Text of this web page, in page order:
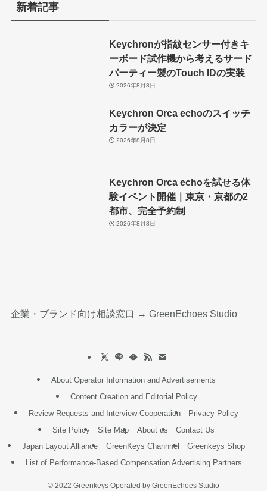
新着記事
Keychronが指紋センサー付きキ
ーボード試作機から考えるサード
パーティー製のTouch IDの実装
2026年8月8日
Keychron Orca echoのスイッチ
カラーが決定
2026年8月8日
Keychron Orca echoを試せる体
験イベント開催｜東京・京都の2
都市、完全予約制
2026年8月8日
企業・ブランド向け相談窓口 → GreenEchoes Studio
About Operator Information and Advertisements
Content Creation and Editorial Policy
Review Requests and Interview Cooperation
Privacy Policy
Site Policy
Site Map About us
Contact Us
Japan Layout Alliance
GreenKeys Channnel
Greenkeys Shop
List of Performance-Based Compensation Advertising Partners
© 2022 Greenkeys Operated by GreenEchoes Studio